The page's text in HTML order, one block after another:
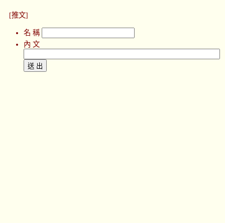
[推文]
名 稱
內 文